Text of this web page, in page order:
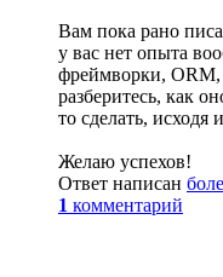
Вам пока рано
у вас нет опыта
фреймворки, ORM,
разберитесь, как
то сделать, исходя
Желаю успехов!
Ответ написан
1 комментарий